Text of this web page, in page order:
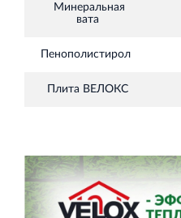
Минеральная
вата
Пенополистирол
Плита ВЕЛОКС